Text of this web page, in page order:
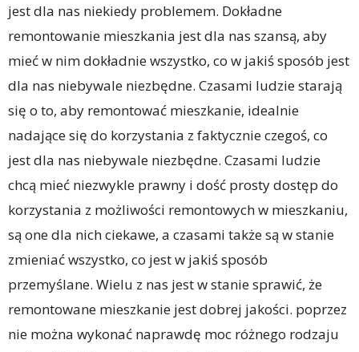
jest dla nas niekiedy problemem. Dokładne
remontowanie mieszkania jest dla nas szansą, aby
mieć w nim dokładnie wszystko, co w jakiś sposób jest
dla nas niebywale niezbędne. Czasami ludzie starają
się o to, aby remontować mieszkanie, idealnie
nadające się do korzystania z faktycznie czegoś, co
jest dla nas niebywale niezbędne. Czasami ludzie
chcą mieć niezwykle prawny i dość prosty dostęp do
korzystania z możliwości remontowych w mieszkaniu,
są one dla nich ciekawe, a czasami także są w stanie
zmieniać wszystko, co jest w jakiś sposób
przemyślane. Wielu z nas jest w stanie sprawić, że
remontowane mieszkanie jest dobrej jakości. poprzez
nie można wykonać naprawdę moc różnego rodzaju